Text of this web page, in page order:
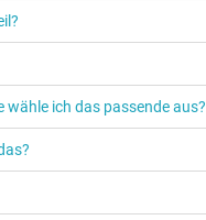
ich das passende aus?